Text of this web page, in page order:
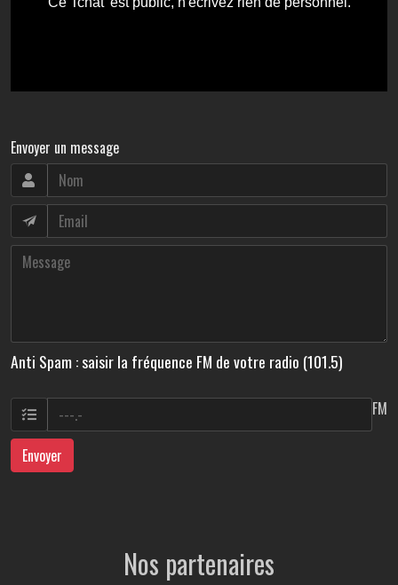
Envoyer un message
Anti Spam : saisir la fréquence FM de votre radio (101.5)
FM
Envoyer
Nos partenaires